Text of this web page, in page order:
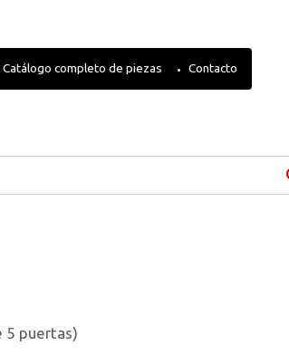
Catálogo completo de piezas Contacto
5 puertas)